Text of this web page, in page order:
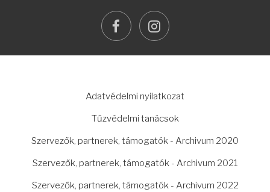
facebookinstagram
Adatvédelmi nyilatkozat
Tűzvédelmi tanácsok
Szervezők, partnerek, támogatók - Archivum 2020
Szervezők, partnerek, támogatók - Archivum 2021
Szervezők, partnerek, támogatók - Archivum 2022